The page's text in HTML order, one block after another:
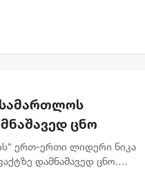
ცნო
ერთ-ერთი ლიდერი ნიკა
დამნაშავედ ცნო.